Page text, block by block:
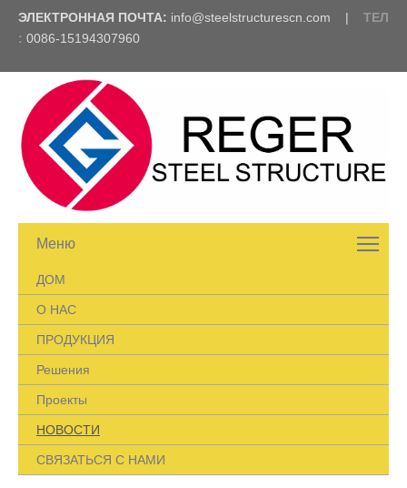
ЭЛЕКТРОННАЯ ПОЧТА: info@steelstructurescn.com | ТЕЛ
: 0086-15194307960
Меню
ДОМ
О НАС
ПРОДУКЦИЯ
Решения
Проекты
НОВОСТИ
СВЯЗАТЬСЯ С НАМИ